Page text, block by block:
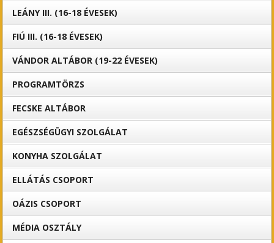
LEÁNY III. (16-18 ÉVESEK)
FIÚ III. (16-18 ÉVESEK)
VÁNDOR ALTÁBOR (19-22 ÉVESEK)
PROGRAMTÖRZS
FECSKE ALTÁBOR
EGÉSZSÉGÜGYI SZOLGÁLAT
KONYHA SZOLGÁLAT
ELLÁTÁS CSOPORT
OÁZIS CSOPORT
MÉDIA OSZTÁLY